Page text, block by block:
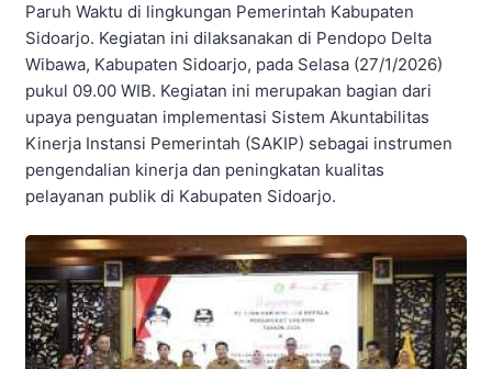
Paruh Waktu di lingkungan Pemerintah Kabupaten
Sidoarjo. Kegiatan ini dilaksanakan di Pendopo Delta
Wibawa, Kabupaten Sidoarjo, pada Selasa (27/1/2026)
pukul 09.00 WIB. Kegiatan ini merupakan bagian dari
upaya penguatan implementasi Sistem Akuntabilitas
Kinerja Instansi Pemerintah (SAKIP) sebagai instrumen
pengendalian kinerja dan peningkatan kualitas
pelayanan publik di Kabupaten Sidoarjo.